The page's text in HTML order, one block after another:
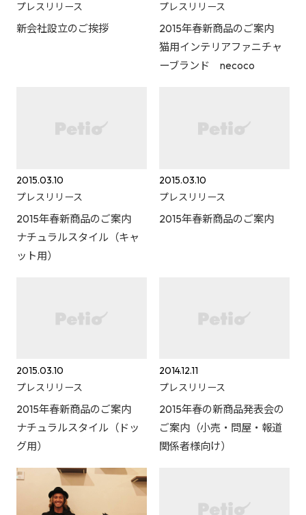
プレスリリース
新会社設立のご挨拶
プレスリリース
2015年春新商品のご案内
猫用インテリアファニチャ
ーブランド necoco
2015.03.10
プレスリリース
2015年春新商品のご案内
ナチュラルスタイル（キャ
ット用）
2015.03.10
プレスリリース
2015年春新商品のご案内
2015.03.10
プレスリリース
2015年春新商品のご案内
ナチュラルスタイル（ドッ
グ用）
2014.12.11
プレスリリース
2015年春の新商品発表会の
ご案内（小売・問屋・報道
関係者様向け）